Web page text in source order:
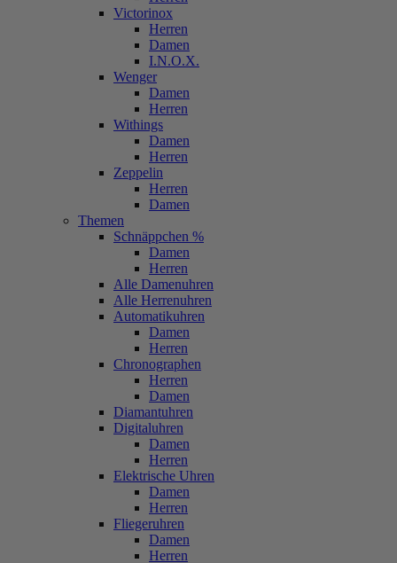
Victorinox
Herren
Damen
I.N.O.X.
Wenger
Damen
Herren
Withings
Damen
Herren
Zeppelin
Herren
Damen
Themen
Schnäppchen %
Damen
Herren
Alle Damenuhren
Alle Herrenuhren
Automatikuhren
Damen
Herren
Chronographen
Herren
Damen
Diamantuhren
Digitaluhren
Damen
Herren
Elektrische Uhren
Damen
Herren
Fliegeruhren
Damen
Herren